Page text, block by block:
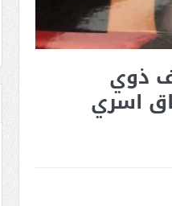
ذوي
اسري
العطاء